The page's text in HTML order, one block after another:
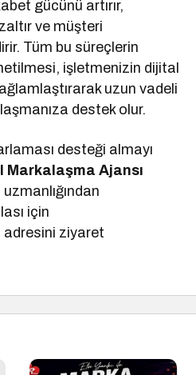
gücünü artırır,
ve müşteri
Tüm bu süreçlerin
işletmenizin dijital
uzun vadeli
destek olur.
desteği almayı
Markalaşma Ajansı
için
adresini ziyaret